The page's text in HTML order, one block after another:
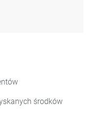
środków